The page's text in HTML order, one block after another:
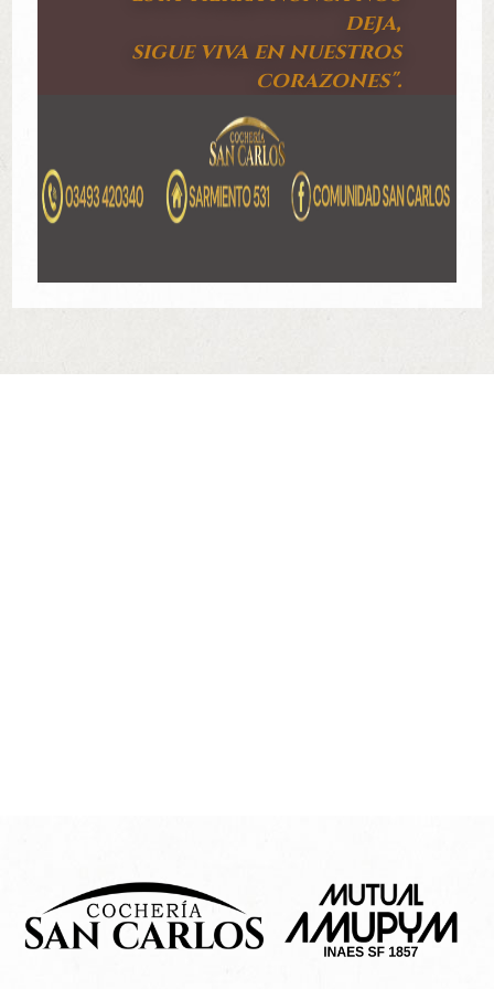
deja,
sigue viva en nuestros
corazones".